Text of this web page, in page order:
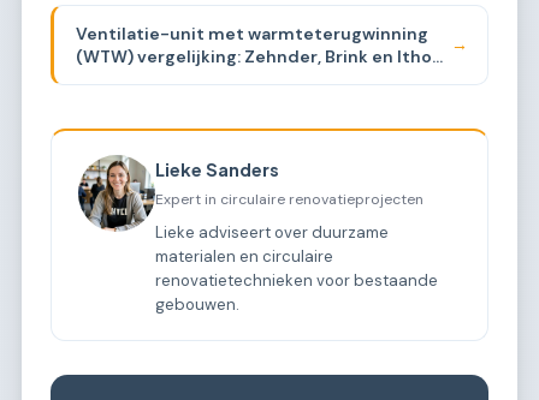
Ventilatie-unit met warmteterugwinning
(WTW) vergelijking: Zehnder, Brink en Itho
Daalderop
→
Lieke Sanders
Expert in circulaire renovatieprojecten
Lieke adviseert over duurzame
materialen en circulaire
renovatietechnieken voor bestaande
gebouwen.